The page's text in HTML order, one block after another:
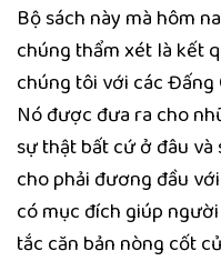
Bộ sách này mà hôm
chúng thẩm xét là kết
chúng tôi với các
Nó được đưa ra cho
sự thật bất cứ ở đâu và
cho phải đương đầu
có mục đích giúp
tắc căn bản nòng cốt